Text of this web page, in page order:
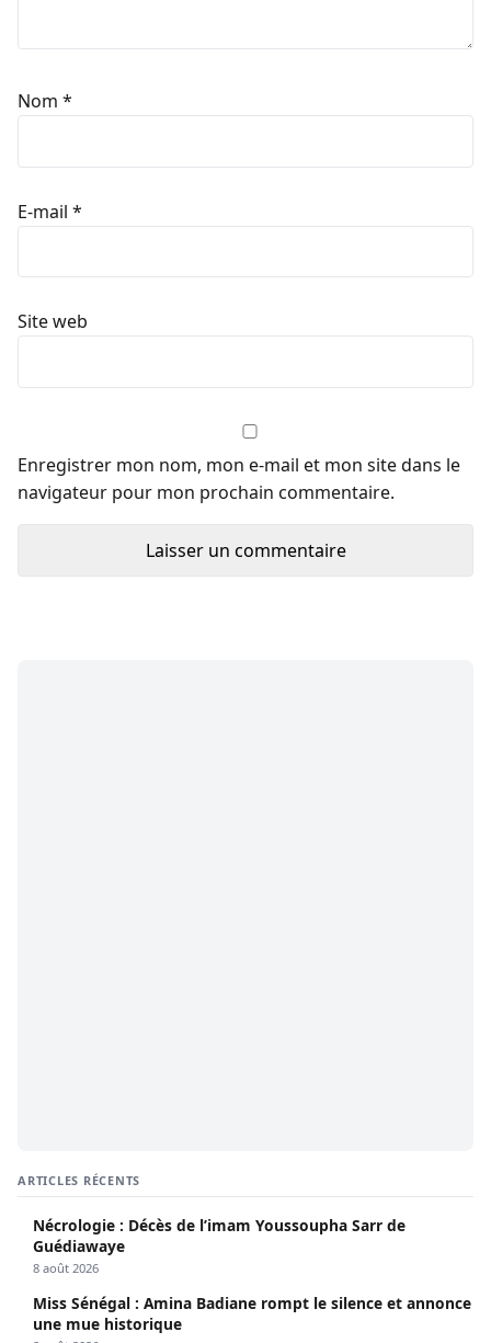
Nom *
E-mail *
Site web
Enregistrer mon nom, mon e-mail et mon site dans le
navigateur pour mon prochain commentaire.
ARTICLES RÉCENTS
Nécrologie : Décès de l’imam Youssoupha Sarr de
Guédiawaye
8 août 2026
Miss Sénégal : Amina Badiane rompt le silence et annonce
une mue historique